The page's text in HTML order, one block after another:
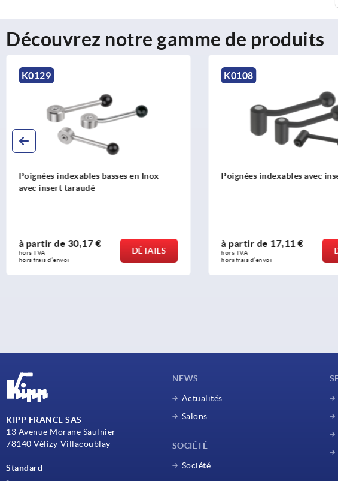
Découvrez notre gamme de produits
K0108
Poignées indexables avec insert taraudé
à partir de17,11 €
hors TVA
hors frais d’envoi
DÉTAILS
K0128
Poignée à cliquet réversible
à partir de91,11 €
hors TVA
hors frais d’envoi
KIPP FRANCE SAS
13 Avenue Morane Saulnier
78140 Vélizy-Villacoublay
Standard
NEWS
Actualités
Salons
SOCIÉTÉ
Société